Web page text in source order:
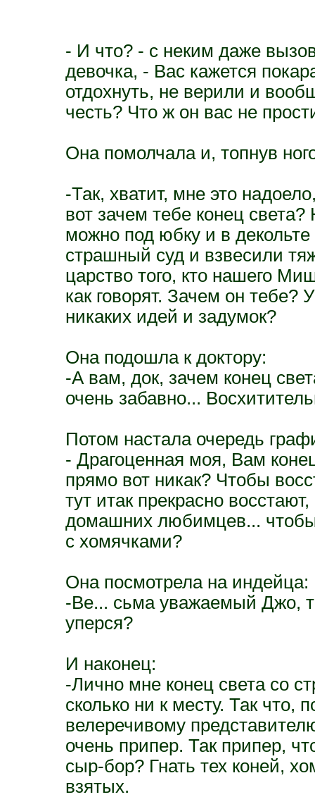
- И что? - с неким даже
девочка, - Вас кажется
отдохнуть, не верили и
честь? Что ж он вас не
Она помолчала и, топнув
-Так, хватит, мне это
вот зачем тебе конец света?
можно под юбку и в декольте
страшный суд и взвесили
царство того, кто нашего
как говорят. Зачем он тебе?
никаких идей и задумок?
Она подошла к доктору:
-А вам, док, зачем конец
очень забавно...
Потом настала очередь
- Драгоценная моя, Вам
прямо вот никак? Чтобы
тут итак прекрасно
домашних любимцев... чтобы
с хомячками?
Она посмотрела на индейца:
-Ве... сьма уважаемый Джо,
уперся?
И наконец:
-Лично мне конец света со
сколько ни к месту. Так что,
велеречивому
очень припер. Так припер,
сыр-бор? Гнать тех коней,
взятых.